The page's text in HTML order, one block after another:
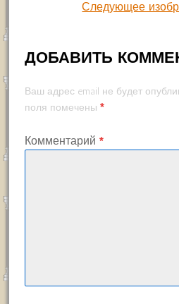
Следующее
ДОБАВИТЬ
Ваш адрес email не будет
поля помечены *
Комментарий *